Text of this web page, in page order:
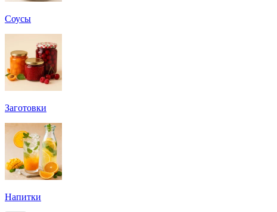
Соусы
Заготовки
Напитки